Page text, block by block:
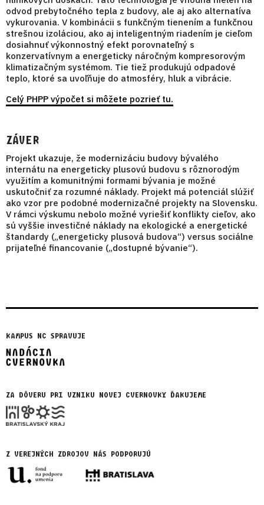
odvod prebytočného tepla z budovy, ale aj ako alternatíva
vykurovania. V kombinácii s funkčným tienením a funkčnou
strešnou izoláciou, ako aj inteligentným riadením je cieľom
dosiahnuť výkonnostný efekt porovnateľný s
konzervatívnym a energeticky náročným kompresorovým
klimatizačným systémom. Tie tiež produkujú odpadové
teplo, ktoré sa uvoľňuje do atmosféry, hluk a vibrácie.
Celý PHPP výpočet si môžete pozrieť tu.
ZÁVER
Projekt ukazuje, že modernizáciu budovy bývalého
internátu na energeticky plusovú budovu s rôznorodým
využitím a komunitnými formami bývania je možné
uskutočniť za rozumné náklady. Projekt má potenciál slúžiť
ako vzor pre podobné modernizačné projekty na Slovensku.
V rámci výskumu nebolo možné vyriešiť konflikty cieľov, ako
sú vyššie investičné náklady na ekologické a energetické
štandardy („energeticky plusová budova“) versus sociálne
prijateľné financovanie („dostupné bývanie“).
KAMPUS NC SPRAVUJE
ZA DÔVERU PRI VZNIKU NOVEJ CVERNOVKY ĎAKUJEME
Z VEREJNÝCH ZDROJOV NÁS PODPORUJÚ